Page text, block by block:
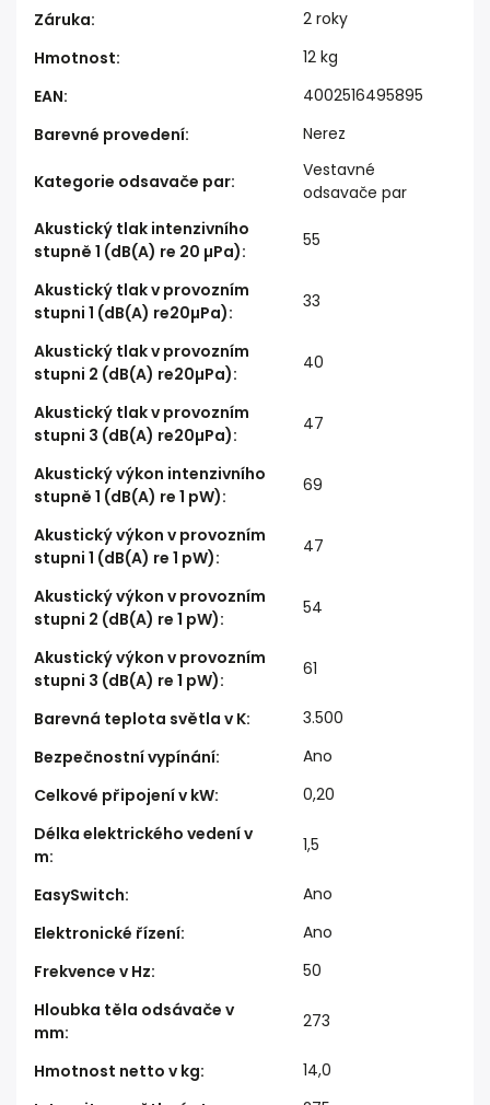
Záruka:
2 roky
Hmotnost:
12 kg
EAN:
4002516495895
Barevné provedení: Nerez
Kategorie odsavače par:
Vestavné
odsavače par
Akustický tlak intenzivního
stupně 1 (dB(A) re 20 µPa):
55
Akustický tlak v provozním
stupni 1 (dB(A) re20µPa):
33
Akustický tlak v provozním
stupni 2 (dB(A) re20µPa):
40
Akustický tlak v provozním
stupni 3 (dB(A) re20µPa):
47
Akustický výkon intenzivního
stupně 1 (dB(A) re 1 pW):
69
Akustický výkon v provozním
stupni 1 (dB(A) re 1 pW):
47
Akustický výkon v provozním
stupni 2 (dB(A) re 1 pW):
54
Akustický výkon v provozním
stupni 3 (dB(A) re 1 pW):
61
Barevná teplota světla v K:
3.500
Bezpečnostní vypínání:
Ano
Celkové připojení v kW:
0,20
Délka elektrického vedení v
m:
1,5
EasySwitch:
Ano
Elektronické řízení:
Ano
Frekvence v Hz:
50
Hloubka těla odsávače v
mm:
273
Hmotnost netto v kg:
14,0